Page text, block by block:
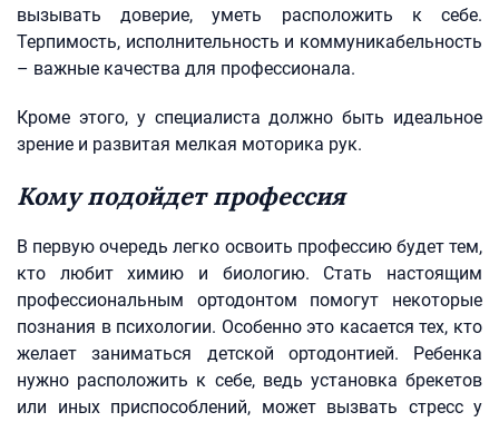
вызывать доверие, уметь расположить к себе.
Терпимость, исполнительность и коммуникабельность
– важные качества для профессионала.
Кроме этого, у специалиста должно быть идеальное
зрение и развитая мелкая моторика рук.
Кому подойдет профессия
В первую очередь легко освоить профессию будет тем,
кто любит химию и биологию. Стать настоящим
профессиональным ортодонтом помогут некоторые
познания в психологии. Особенно это касается тех, кто
желает заниматься детской ортодонтией. Ребенка
нужно расположить к себе, ведь установка брекетов
или иных приспособлений, может вызвать стресс у